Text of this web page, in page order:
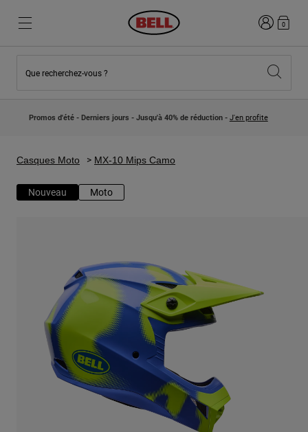
Nouveautés
Casques Motocross Enfant
Explorez Moto
Motocross
Adventure
Rétro
Pièces détachées
Nouveautés
Lifestyle
Route et Gravel
Urbain
BMX
Pièces détachées
Connexion
0
Que recherchez-vous ?
Promos d'été - Derniers jours - Jusqu'à 40% de réduction - J'en profite
Casques Moto MX-10 Mips Camo
Nouveau Moto